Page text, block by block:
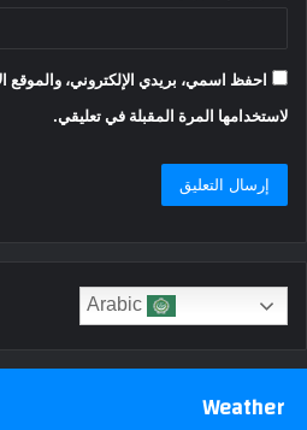
احفظ اسمي، بريدي الإلكتروني، والموقع
لاستخدامها المرة المقبلة في تعليقي.
Weather